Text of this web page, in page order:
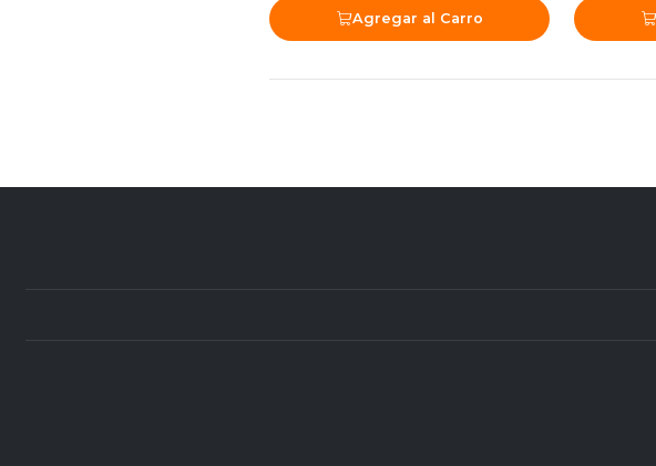
Agregar al Carro